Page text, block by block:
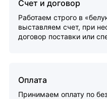
Счет и договор
Работаем строго в
выставляем счет, при
договор поставки или
Оплата
Принимаем оплату по